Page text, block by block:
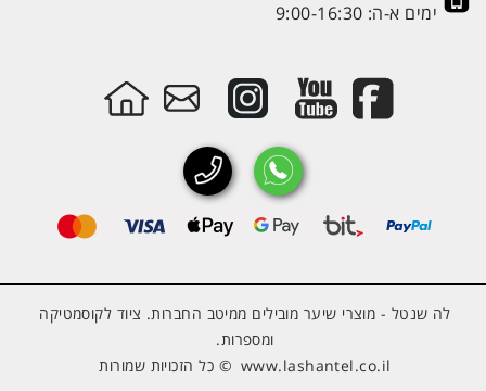
ימים א-ה: 9:00-16:30
לה שנטל - מוצרי שיער מובילים ממיטב החברות. ציוד לקוסמטיקה
ומספרות.
www.lashantel.co.il © כל הזכויות שמורות